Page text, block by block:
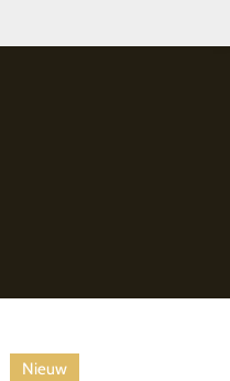
Nieuw